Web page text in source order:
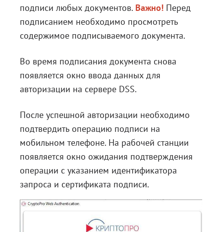
подписи любых документов. Важно! Перед
подписанием необходимо просмотреть
содержимое подписываемого документа.
Во время подписания документа снова
появляется окно ввода данных для
авторизации на сервере DSS.
После успешной авторизации необходимо
подтвердить операцию подписи на
мобильном телефоне. На рабочей станции
появляется окно ожидания подтверждения
операции с указанием идентификатора
запроса и сертификата подписи.